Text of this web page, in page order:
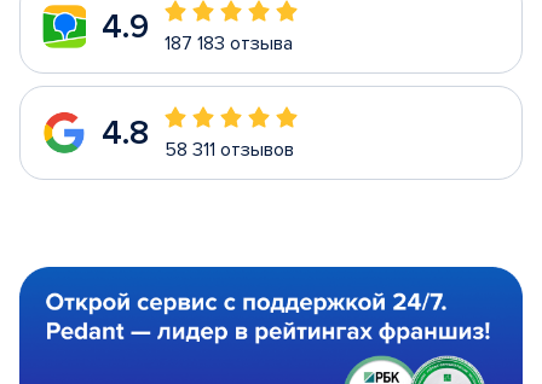
4.9 187 183 отзыва
4.8 58 311 отзывов